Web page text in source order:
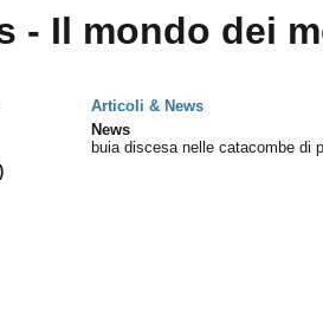
- Il mondo dei
Articoli & News
News
buia discesa nelle catacombe di